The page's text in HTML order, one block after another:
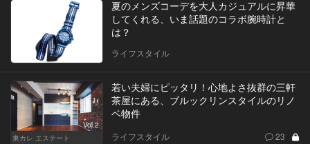
夏のメンズコーデを大人カジュアルに昇華
してくれる、いま話題のコラボ腕時計と
は？
ライフスタイル
Vol.2
東カレ エステート
若い夫婦にピッタリ！心地よさ抜群の三軒
茶屋にある、ブルックリンスタイルのリノ
ベ物件
ライフスタイル 23